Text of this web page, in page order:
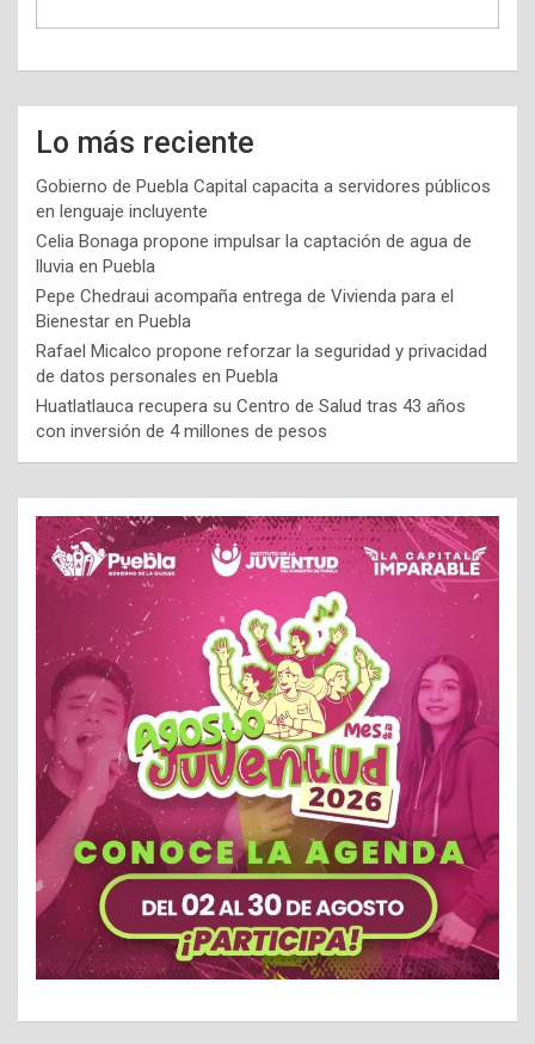
Lo más reciente
Gobierno de Puebla Capital capacita a servidores públicos
en lenguaje incluyente
Celia Bonaga propone impulsar la captación de agua de
lluvia en Puebla
Pepe Chedraui acompaña entrega de Vivienda para el
Bienestar en Puebla
Rafael Micalco propone reforzar la seguridad y privacidad
de datos personales en Puebla
Huatlatlauca recupera su Centro de Salud tras 43 años
con inversión de 4 millones de pesos